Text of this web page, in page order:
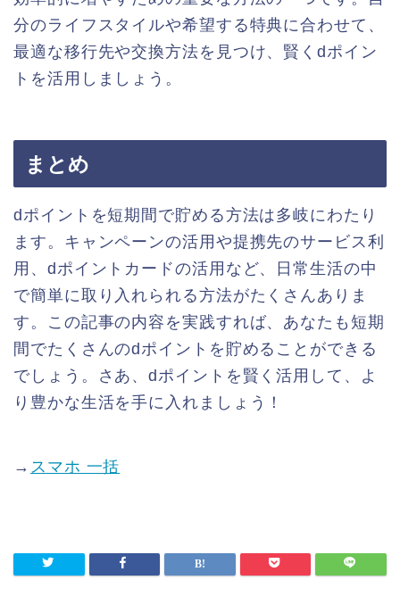
分のライフスタイルや希望する特典に合わせて、
最適な移行先や交換方法を見つけ、賢くdポイン
トを活用しましょう。
まとめ
dポイントを短期間で貯める方法は多岐にわたり
ます。キャンペーンの活用や提携先のサービス利
用、dポイントカードの活用など、日常生活の中
で簡単に取り入れられる方法がたくさんありま
す。この記事の内容を実践すれば、あなたも短期
間でたくさんのdポイントを貯めることができる
でしょう。さあ、dポイントを賢く活用して、よ
り豊かな生活を手に入れましょう！
→ スマホ 一括